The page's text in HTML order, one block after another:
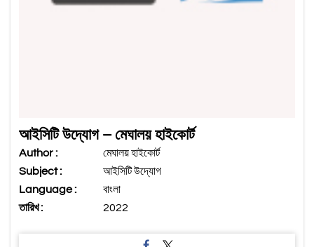
আইসিটি উদ্যোগ – মেঘালয় হাইকোর্ট
Author :
মেঘালয় হাইকোর্ট
Subject :
আইসিটি উদ্যোগ
Language :
বাংলা
তারিখ :
2022